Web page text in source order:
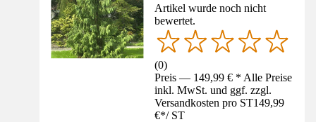
Artikel wurde noch nicht
bewertet.
(0)
Preis — 149,99 € * Alle Preise
inkl. MwSt. und ggf. zzgl.
Versandkosten pro ST149,99
€*/ ST